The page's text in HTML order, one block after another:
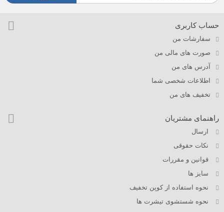
حساب کاربری
سفارشات من
صورت های مالی من
آدرس های من
اطلاعات شخصی شما
تخفیف های من
راهنمای مشتریان
ارسال
نکات حقوقی
قوانین و مقررات
سایز ها
نحوه استفاده از کوپن تخفیف
نحوه شستشوی تیشرت ها